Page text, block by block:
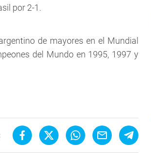
por 2-1.
de mayores en el Mundial
del Mundo en 1995, 1997 y